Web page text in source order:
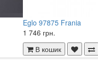
Eglo 97875 Frania
1 746 грн.
В кошик